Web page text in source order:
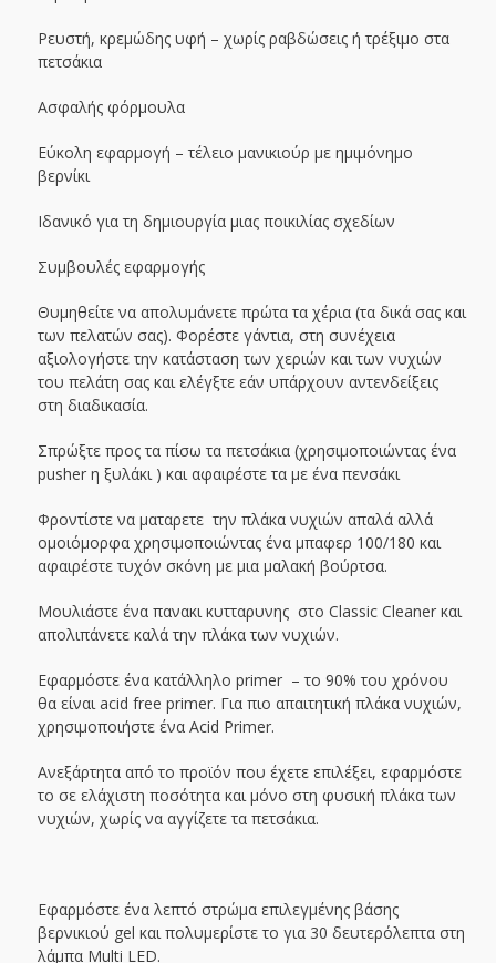
Ρευστή, κρεμώδης υφή – χωρίς ραβδώσεις ή τρέξιμο στα
πετσάκια
Ασφαλής φόρμουλα
Εύκολη εφαρμογή – τέλειο μανικιούρ με ημιμόνημο
βερνίκι
Ιδανικό για τη δημιουργία μιας ποικιλίας σχεδίων
Συμβουλές εφαρμογής
Θυμηθείτε να απολυμάνετε πρώτα τα χέρια (τα δικά σας και
των πελατών σας). Φορέστε γάντια, στη συνέχεια
αξιολογήστε την κατάσταση των χεριών και των νυχιών
του πελάτη σας και ελέγξτε εάν υπάρχουν αντενδείξεις
στη διαδικασία.
Σπρώξτε προς τα πίσω τα πετσάκια (χρησιμοποιώντας ένα
pusher η ξυλάκι ) και αφαιρέστε τα με ένα πενσάκι
Φροντίστε να ματαρετε την πλάκα νυχιών απαλά αλλά
ομοιόμορφα χρησιμοποιώντας ένα μπαφερ 100/180 και
αφαιρέστε τυχόν σκόνη με μια μαλακή βούρτσα.
Μουλιάστε ένα πανακι κυτταρυνης στο Classic Cleaner και
απολιπάνετε καλά την πλάκα των νυχιών.
Εφαρμόστε ένα κατάλληλο primer – το 90% του χρόνου
θα είναι acid free primer. Για πιο απαιτητική πλάκα νυχιών,
χρησιμοποιήστε ένα Acid Primer.
Ανεξάρτητα από το προϊόν που έχετε επιλέξει, εφαρμόστε
το σε ελάχιστη ποσότητα και μόνο στη φυσική πλάκα των
νυχιών, χωρίς να αγγίζετε τα πετσάκια.
Εφαρμόστε ένα λεπτό στρώμα επιλεγμένης βάσης
βερνικιού gel και πολυμερίστε το για 30 δευτερόλεπτα στη
λάμπα Multi LED.